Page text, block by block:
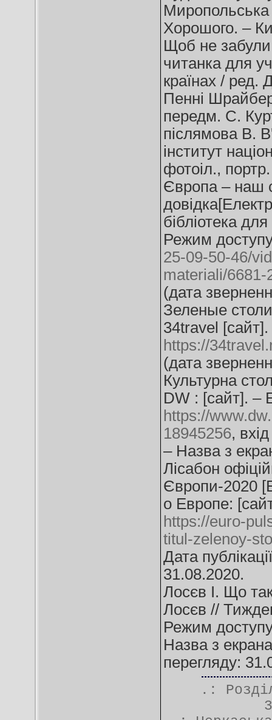
Хорошого. –
Щоб не
читанка для
країнах / ред.
Пенні
передм. С.
післямова В.
інститут
фотоіл.,
Європа – наш
бібліотека
Режим
25-09-50-46/
materiali/
(дата
Зеленые
34travel
https://
(дата
Культурна
DW : [сайт]. –
https://
18945256,
– Назва з
Лісабон
Європи-2020
о Европе:
https://euro-
titul-zelenoy-
Дата
31.08.2020.
Лосєв І. Що
Лосєв //
Режим
Назва з
перегляду:
.: